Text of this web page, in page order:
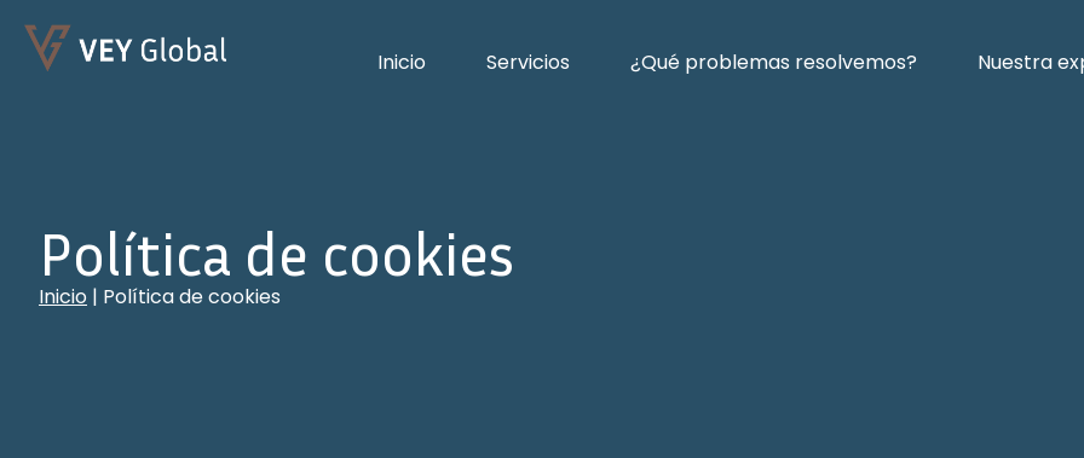
Inicio Servicios ¿Qué problemas resolvemos? Nuestra
Política de cookies
Inicio | Política de cookies